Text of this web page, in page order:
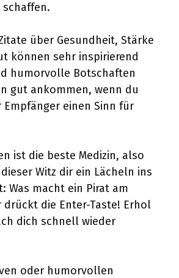
schaffen.
über Gesundheit, Stärke
können sehr inspirierend
humorvolle Botschaften
gut ankommen, wenn du
einen Sinn für
ist die beste Medizin, also
Witz dir ein Lächeln ins
Was macht ein Pirat am
drückt die Enter-Taste! Erhol
dich schnell wieder
oder humorvollen